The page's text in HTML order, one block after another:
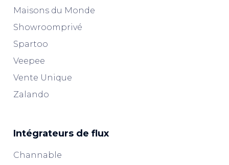
Maisons du Monde
Showroomprivé
Spartoo
Veepee
Vente Unique
Zalando
Intégrateurs de flux
Channable